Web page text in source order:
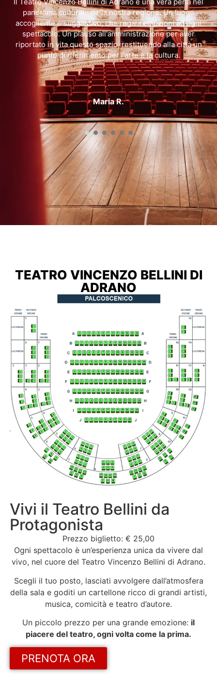
Maria R.
Il Teatro Vincenzo Bellini di Adrano è una vera perla nel
panorama culturale della nostra regione. Un luogo
accogliente e suggestivo, che regala emozioni ad ogni
spettacolo. Un plauso all'amministrazione per aver
riportato in vita questo spazio, restituendo alla città un
punto di riferimento per l'arte e la cultura.
TEATRO VINCENZO BELLINI DI
ADRANO
Vivi il Teatro Bellini da
Protagonista
Prezzo biglietto: € 25,00
Ogni spettacolo è un’esperienza unica da vivere dal
vivo, nel cuore del Teatro Vincenzo Bellini di Adrano.
Scegli il tuo posto, lasciati avvolgere dall’atmosfera
della sala e goditi un cartellone ricco di grandi artisti,
musica, comicità e teatro d’autore.
Un piccolo prezzo per una grande emozione: il
piacere del teatro, ogni volta come la prima.
PRENOTA ORA